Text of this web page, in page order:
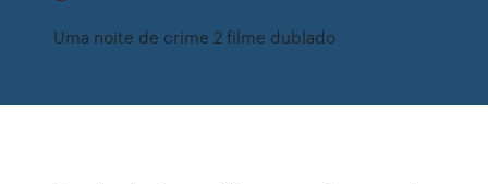
Uma noite de crime 2 filme dublado